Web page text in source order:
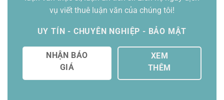
vụ viết thuê luận văn của chúng tôi!
UY TÍN - CHUYÊN NGHIỆP - BẢO MẬT
NHẬN BÁO
GIÁ
XEM
THÊM